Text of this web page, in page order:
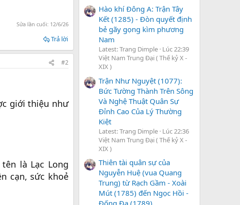
Sửa lần cuối: 12/6/26
Trả lời
#2
giới thiệu như
là Lạc Long
cạn, sức khoẻ
Hào khí Đông A: Trận Tây
Kết (1285) - Đòn quyết định
bẻ gãy gọng kìm phương
Nam
Latest: Trang Dimple Lúc 22:39
Việt Nam Trung Đại ( Thế kỷ X -
XIX )
Trận Như Nguyệt (1077):
Bức Tường Thành Trên Sông
Và Nghệ Thuật Quân Sự
Đỉnh Cao Của Lý Thường
Kiệt
Latest: Trang Dimple Lúc 22:36
Việt Nam Trung Đại ( Thế kỷ X -
XIX )
Thiên tài quân sự của
Nguyễn Huệ (vua Quang
Trung) từ Rạch Gầm - Xoài
Mút (1785) đến Ngọc Hồi -
Đống Đa (1789)